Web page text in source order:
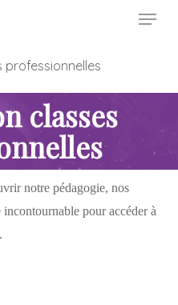
Menu
professionnelles
classes
notre pédagogie, nos
incontournable pour accéder à